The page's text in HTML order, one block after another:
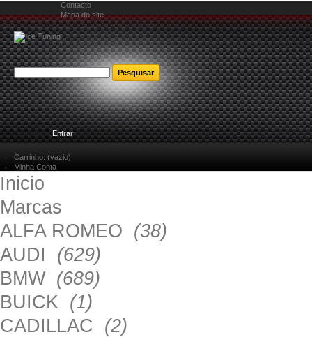
Contacto
Mapa do site
Bem-vindoEntrar
Carrinho: (vazio)
Minha Conta
Inicio
Marcas
ALFA ROMEO (38)
AUDI (629)
BMW (689)
BUICK (1)
CADILLAC (2)